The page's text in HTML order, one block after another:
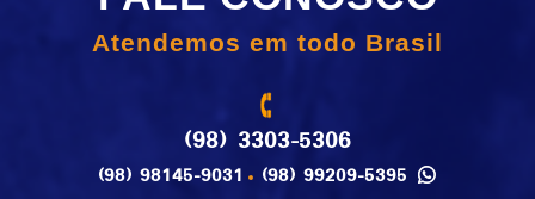
Atendemos em todo Brasil
(98) 3303-5306
(98) 98145-9031 (98) 99209-5395